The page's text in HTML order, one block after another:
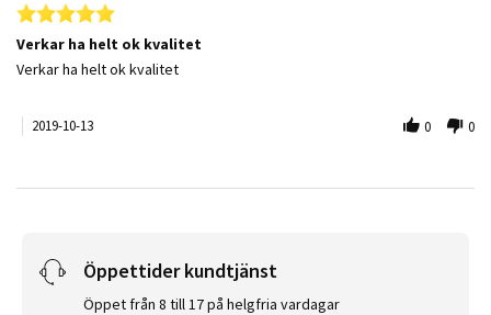
5.0 star rating
Verkar ha helt ok kvalitet
Review by Fredrik E. on 13 Oct 2019
review stating Verkar ha helt ok kvalitet
Verkar ha helt ok kvalitet
2019-10-13 0 0
Öppettider kundtjänst
Öppet från 8 till 17 på helgfria vardagar